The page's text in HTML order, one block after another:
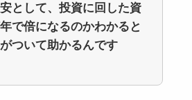
として、投資に回した資
で倍になるのかわかると
ついて助かるんです